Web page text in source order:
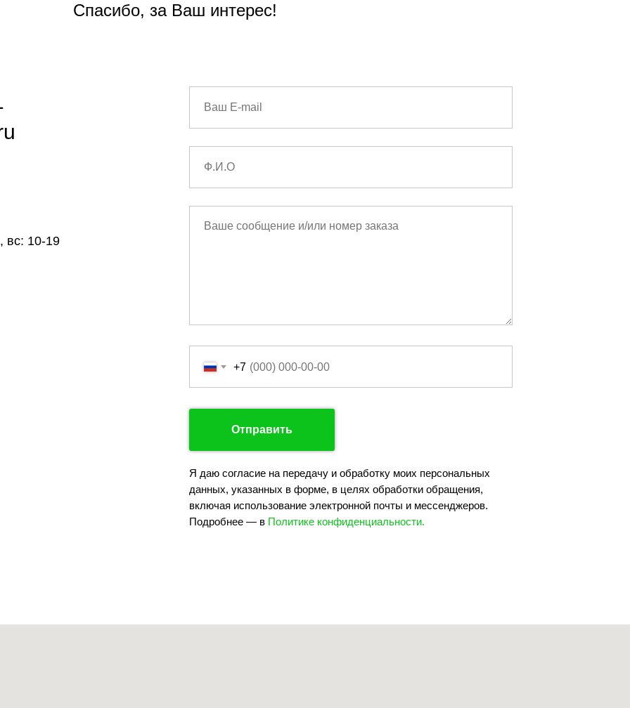
Спасибо, за Ваш интерес!
вс: 10-19
+7
Отправить
Я даю согласие на передачу и обработку моих персональных
данных, указанных в форме, в целях обработки обращения,
включая использование электронной почты и мессенджеров.
Подробнее — в Политике конфиденциальности.